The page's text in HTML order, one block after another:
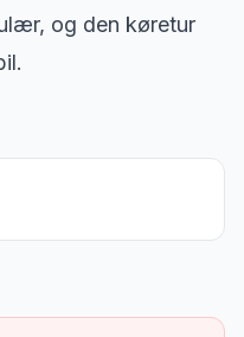
og den køretur